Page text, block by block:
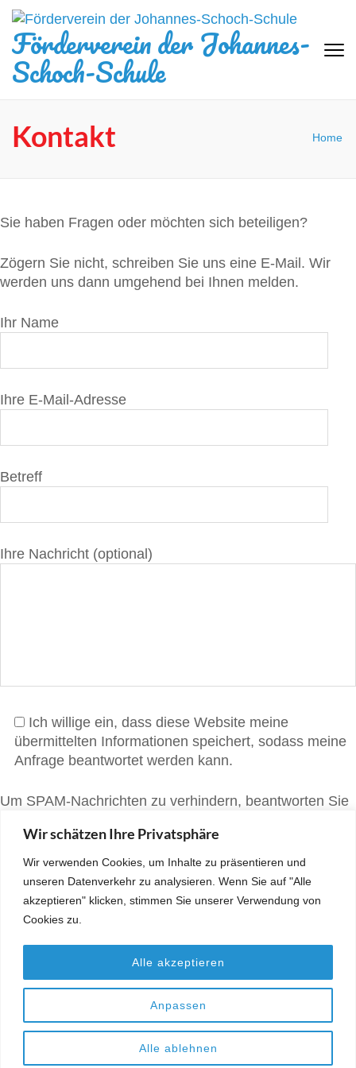
Wir schätzen Ihre Privatsphäre
Wir verwenden Cookies, um Inhalte zu präsentieren und
unseren Datenverkehr zu analysieren. Wenn Sie auf "Alle
akzeptieren" klicken, stimmen Sie unserer Verwendung von
Cookies zu.
Anpassen
Alle ablehnen
Alle akzeptieren
Zum
Inhalt
springen
(Eingabetaste
drücken)
Förderverein der Johannes-
Schoch-Schule
Kontakt Home
Sie haben Fragen oder möchten sich beteiligen?
Zögern Sie nicht, schreiben Sie uns eine E-Mail. Wir
werden uns dann umgehend bei Ihnen melden.
Ihr Name
Ihre E-Mail-Adresse
Betreff
Ihre Nachricht (optional)
Ich willige ein, dass diese Website meine
übermittelten Informationen speichert, sodass meine
Anfrage beantwortet werden kann.
Um SPAM-Nachrichten zu verhindern, beantworten Sie
DATENSCHUTZ|IMPRESSUM
© 2023 FÖRDERVEREIN DER JOHANNES-SCHOCH-SCHULE
KÖNIGSBACH